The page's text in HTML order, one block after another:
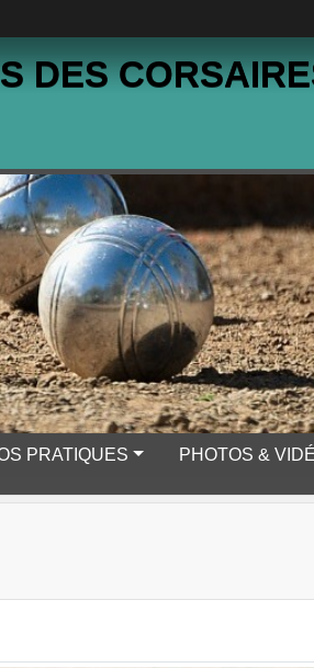
DES
PRATIQUES PHOTOS &